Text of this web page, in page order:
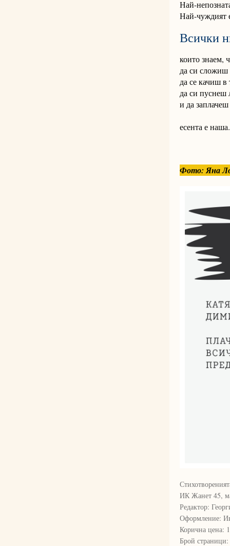
Най-
Най-чуждият
Всички
които знаем,
да си
да се качиш в
да си
и да
есента е наша.
Фото: Яна
ИК Жанет 45,
Редактор:
Оформление:
Корична цена:
Брой